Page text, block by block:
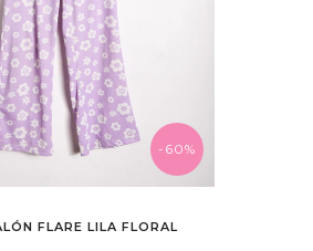
-60%
FLARE LILA FLORAL